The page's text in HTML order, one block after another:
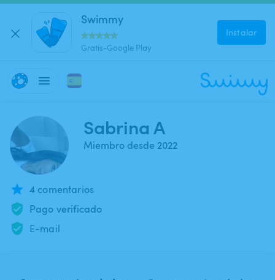
Swimmy
Gratis-Google Play
Instalar
Sabrina A
Miembro desde 2022
4 comentarios
Pago verificado
E-mail